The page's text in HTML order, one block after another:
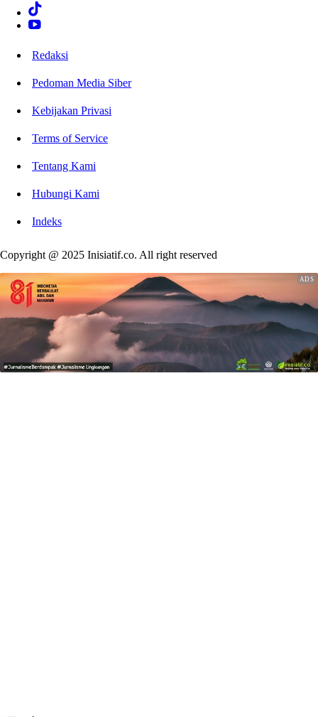
Redaksi
Pedoman Media Siber
Kebijakan Privasi
Terms of Service
Tentang Kami
Hubungi Kami
Indeks
Copyright @ 2025 Inisiatif.co. All right reserved